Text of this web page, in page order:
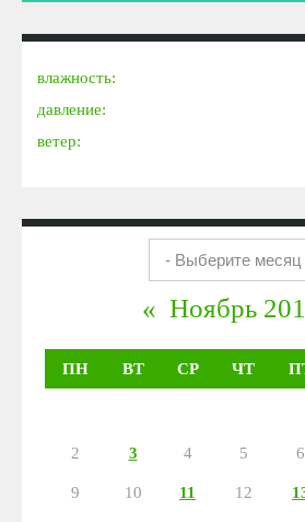
влажность:
давление:
ветер:
« Ноябрь
ПН ВТ СР ЧТ
2 3 4 5 6
9 10 11 12